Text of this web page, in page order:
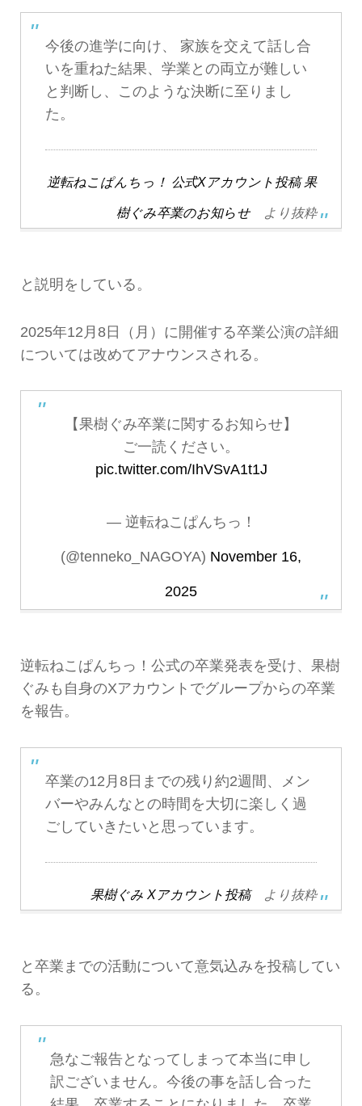
今後の進学に向け、 家族を交えて話し合
いを重ねた結果、学業との両立が難しい
と判断し、このような決断に至りまし
た。
逆転ねこぱんちっ！ 公式Xアカウント投稿 果
樹ぐみ卒業のお知らせより抜粋
と説明をしている。
2025年12月8日（月）に開催する卒業公演の詳細
については改めてアナウンスされる。
【果樹ぐみ卒業に関するお知らせ】
ご一読ください。
pic.twitter.com/IhVSvA1t1J
— 逆転ねこぱんちっ！
(@tenneko_NAGOYA) November 16,
2025
逆転ねこぱんちっ！公式の卒業発表を受け、果樹
ぐみも自身のXアカウントでグループからの卒業
を報告。
卒業の12月8日までの残り約2週間、メン
バーやみんなとの時間を大切に楽しく過
ごしていきたいと思っています。
果樹ぐみ Xアカウント投稿より抜粋
と卒業までの活動について意気込みを投稿してい
る。
急なご報告となってしまって本当に申し
訳ございません。今後の事を話し合った